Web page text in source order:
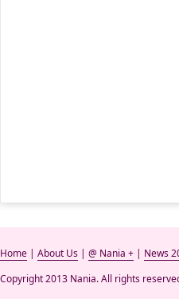
Home | About Us | @ Nania + | News
Copyright 2013 Nania. All rights